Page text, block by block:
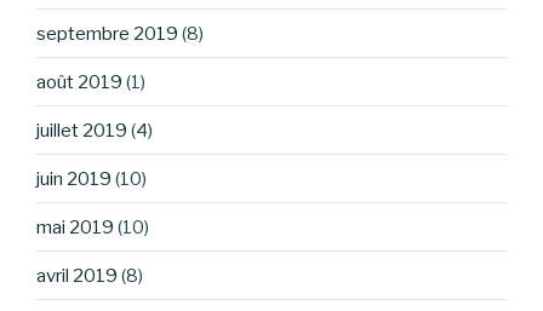
septembre 2019 (8)
août 2019 (1)
juillet 2019 (4)
juin 2019 (10)
mai 2019 (10)
avril 2019 (8)